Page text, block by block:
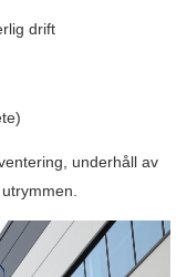
drift
underhåll av